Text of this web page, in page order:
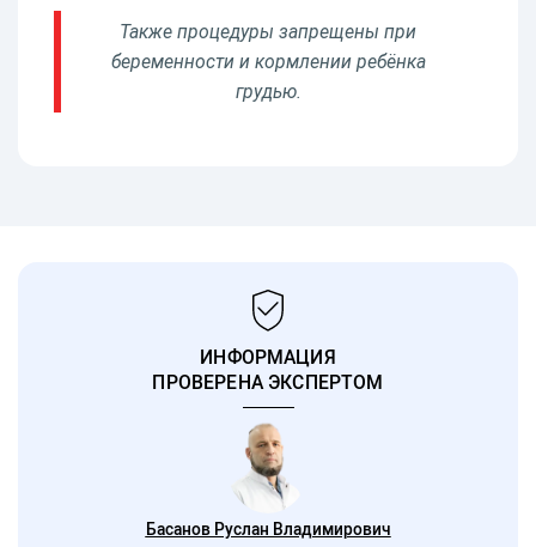
Также процедуры запрещены при
беременности и кормлении ребёнка
грудью.
ИНФОРМАЦИЯ
ПРОВЕРЕНА ЭКСПЕРТОМ
Басанов Руслан Владимирович